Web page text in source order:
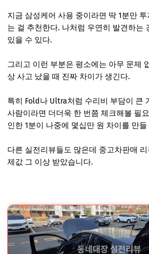
지금 삼성케어 사용 중이라면 딱 1분만
는 걸 추천한다. 나처럼 우연히 발견하는
있을 수 있다.
그리고 이런 부분은 평소에는 아무 문제
상 사고 났을 때 진짜 차이가 생긴다.
특히 Fold나 Ultra처럼 수리비 부담이 큰
사람이라면 더더욱 한 번쯤 체크해볼 필
인한 1분이 나중에 몇십만 원 차이를 만
다른 실전리뷰들도 많은데 중고차판매
제값 그 이상 받았습니다.